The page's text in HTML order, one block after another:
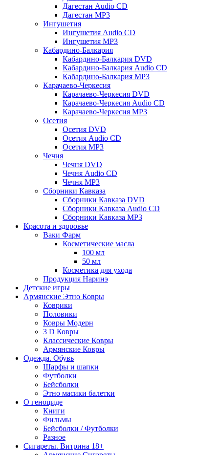
Дагестан Audio CD
Дагестан MP3
Ингушетия
Ингушетия Audio CD
Ингушетия MP3
Кабардино-Балкария
Кабардино-Балкария DVD
Кабардино-Балкария Audio CD
Кабардино-Балкария MP3
Карачаево-Черкесия
Карачаево-Черкесия DVD
Карачаево-Черкесия Audio CD
Карачаево-Черкесия MP3
Осетия
Осетия DVD
Осетия Audio CD
Осетия MP3
Чечня
Чечня DVD
Чечня Audio CD
Чечня MP3
Сборники Кавказа
Сборники Кавказа DVD
Сборники Кавказа Audio CD
Сборники Кавказа MP3
Красота и здоровье
Ваки Фарм
Косметические масла
100 мл
50 мл
Косметика для ухода
Продукция Наринэ
Детские игры
Армянские Этно Ковры
Коврики
Половики
Ковры Модерн
3 D Ковры
Классические Ковры
Армянские Ковры
Одежда. Обувь
Шарфы и шапки
Футболки
Бейсболки
Этно масики балетки
О геноциде
Книги
Фильмы
Бейсболки / Футболки
Разное
Сигареты. Витрина 18+